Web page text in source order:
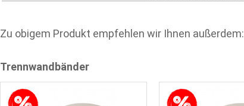
Zu obigem Produkt empfehlen wir Ihnen außerdem:
Trennwandbänder